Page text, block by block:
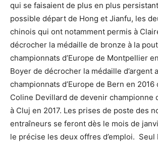
qui se faisaient de plus en plus
possible départ de Hong et Jianfu, les
chinois qui ont notamment permis à
décrocher la médaille de bronze à la
championnats d’Europe de Montpellier
Boyer de décrocher la médaille d’argent
championnats d’Europe de Bern en 2016
Coline Devillard de devenir championne
à Cluj en 2017. Les prises de poste des
entraîneurs se feront dès le mois de
le précise les deux offres d’emploi. Seul